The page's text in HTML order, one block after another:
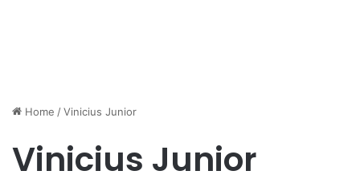
Home /Vinicius Junior
Vinicius Junior